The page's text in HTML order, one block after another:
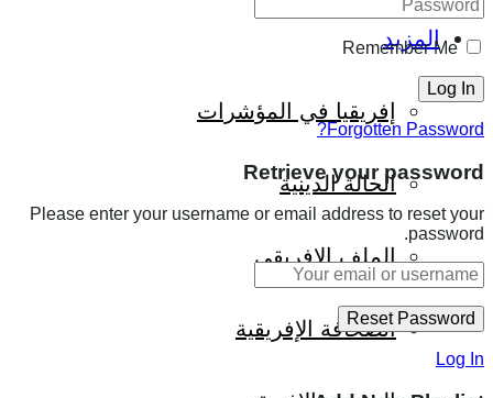
المزيد
إفريقيا في المؤشرات
الحالة الدينية
الملف الإفريقي
الصحافة الإفريقية
Remember Me
Forgotten Password?
Retrieve your password
Please enter your username or email address to reset your
password.
Log In